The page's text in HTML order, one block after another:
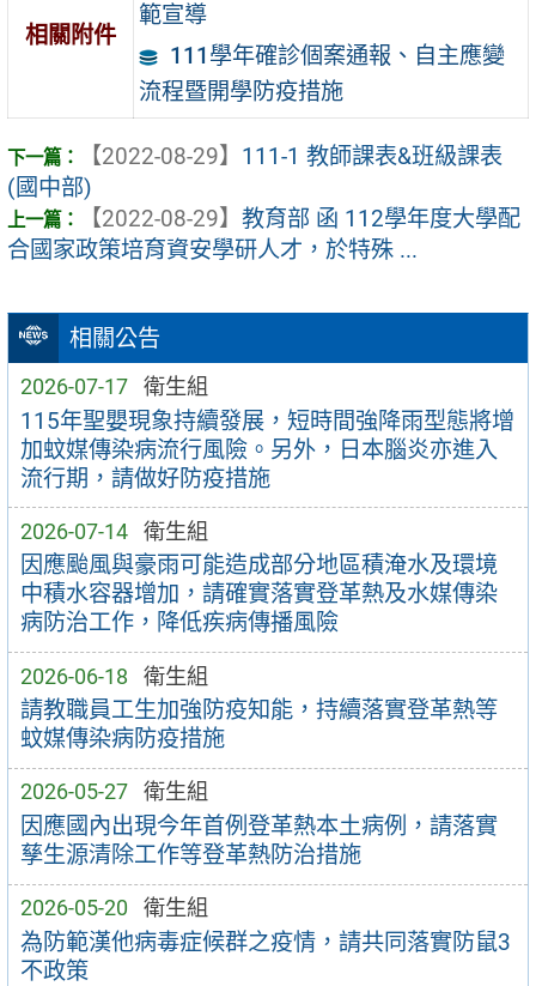
相關公告
2026-07-17 衛生組
115年聖嬰現象持續發展，短時間強降雨型態將增
加蚊媒傳染病流行風險。另外，日本腦炎亦進入
流行期，請做好防疫措施
2026-07-14 衛生組
因應颱風與豪雨可能造成部分地區積淹水及環境
中積水容器增加，請確實落實登革熱及水媒傳染
病防治工作，降低疾病傳播風險
2026-06-18 衛生組
請教職員工生加強防疫知能，持續落實登革熱等
蚊媒傳染病防疫措施
2026-05-27 衛生組
因應國內出現今年首例登革熱本土病例，請落實
孳生源清除工作等登革熱防治措施
2026-05-20 衛生組
為防範漢他病毒症候群之疫情，請共同落實防鼠3
不政策
相關附件
範宣導
111學年確診個案通報、自主應變
流程暨開學防疫措施
【2022-08-29】 111-1 教師課表&班級課表
(國中部)
【2022-08-29】 教育部 函 112學年度大學配
合國家政策培育資安學研人才，於特殊 ...